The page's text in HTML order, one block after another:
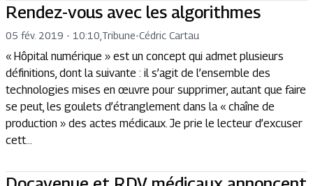
Rendez-vous avec les algorithmes
05 fév. 2019 - 10:10 Tribune-Cédric Cartau
« Hôpital numérique » est un concept qui admet plusieurs
définitions, dont la suivante : il s’agit de l’ensemble des
technologies mises en œuvre pour supprimer, autant que faire
se peut, les goulets d’étranglement dans la « chaîne de
production » des actes médicaux. Je prie le lecteur d’excuser
cett...